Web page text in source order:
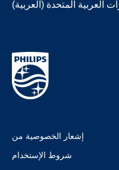
إشعار الخصوصية من
شروط الإستخدام